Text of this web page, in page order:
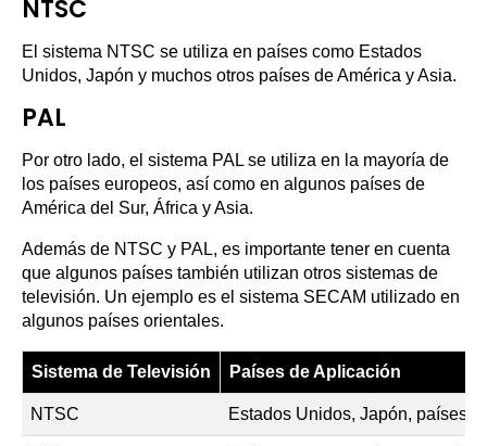
NTSC
El sistema NTSC se utiliza en países como Estados
Unidos, Japón y muchos otros países de América y Asia.
PAL
Por otro lado, el sistema PAL se utiliza en la mayoría de
los países europeos, así como en algunos países de
América del Sur, África y Asia.
Además de NTSC y PAL, es importante tener en cuenta
que algunos países también utilizan otros sistemas de
televisión. Un ejemplo es el sistema SECAM utilizado en
algunos países orientales.
Sistema de Televisión Países de Aplicación
NTSC Estados Unidos, Japón, países